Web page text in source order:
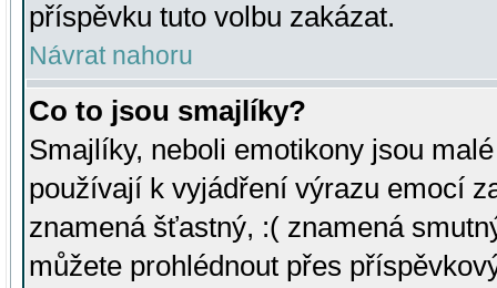
příspěvku tuto volbu zakázat.
Návrat nahoru
Co to jsou smajlíky?
Smajlíky, neboli emotikony jsou
používají k vyjádření výrazu emocí
znamená šťastný, :( znamená
můžete prohlédnout přes